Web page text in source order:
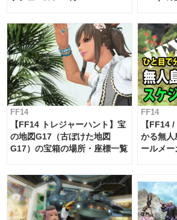
FF14
【FF14 トレジャーハント】宝
の地図G17（古ぼけた地図
G17）の宝箱の場所・座標一覧
FF14
【FF14
かる無人
ールメ